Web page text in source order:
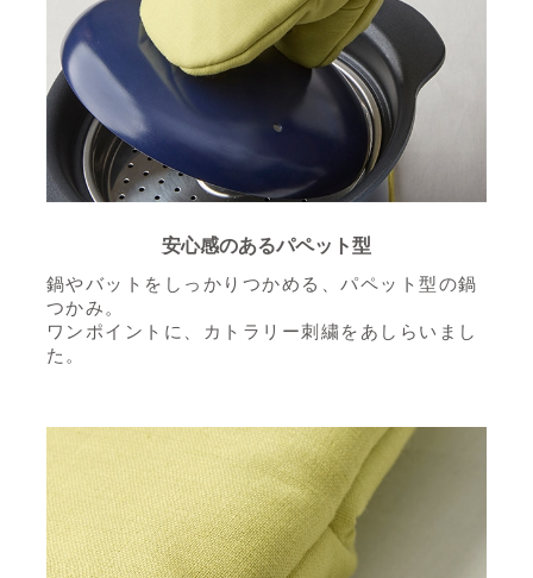
安心感のあるパペット型
鍋やバットをしっかりつかめる、パペット型の鍋
つかみ。
ワンポイントに、カトラリー刺繍をあしらいまし
た。